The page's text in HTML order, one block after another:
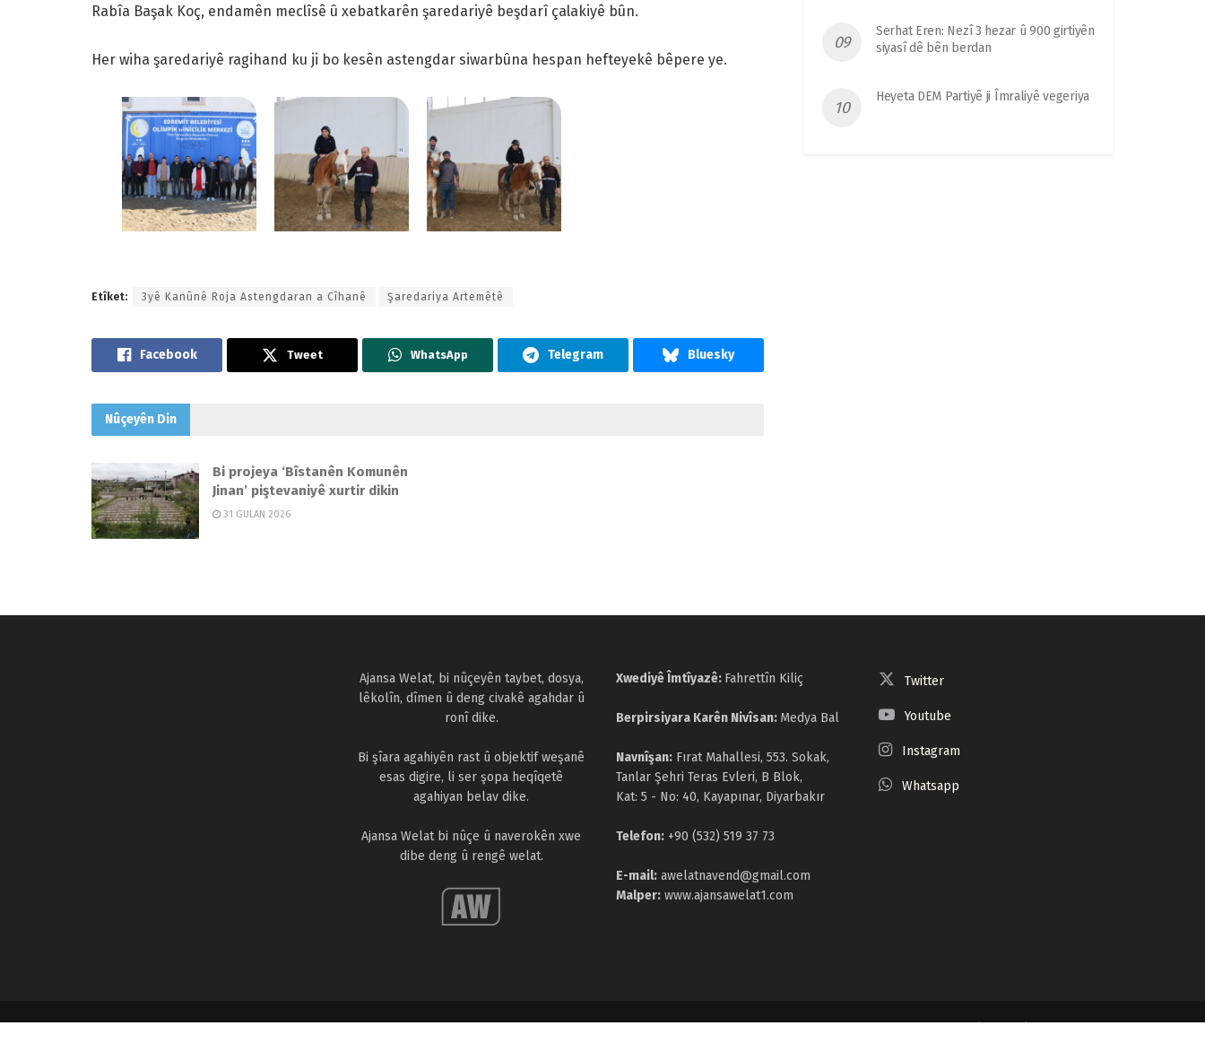
Rabîa Başak Koç, endamên meclîsê û xebatkarên şaredariyê beşdarî çalakiyê bûn.
Her wiha şaredariyê ragihand ku ji bo kesên astengdar siwarbûna hespan hefteyekê bêpere ye.
Etîket: 3yê Kanûnê Roja Astengdaran a Cîhanê Şaredariya Artemêtê
Tweet WhatsApp
Nûçeyên Din
Bi projeya ‘Bîstanên Komunên
Jinan’ piştevaniyê xurtir dikin
31 GULAN 2026
Serhat Eren: Nezî 3 hezar û 900 girtiyên
siyasî dê bên berdan
Heyeta DEM Partiyê ji Îmraliyê vegeriya
Ajansa Welat, bi nûçeyên taybet, dosya,
lêkolîn, dîmen û deng civakê agahdar û
ronî dike.
Bi şîara agahiyên rast û objektif weşanê
esas digire, li ser şopa heqîqetê
agahiyan belav dike.
Ajansa Welat bi nûçe û naverokên xwe
dibe deng û rengê welat.
Xwediyê Îmtîyazê: Fahrettîn Kiliç
Berpirsiyara Karên Nivîsan: Medya Bal
Navnîşan: Fırat Mahallesi, 553. Sokak,
Tanlar Şehri Teras Evleri, B Blok,
Kat: 5 - No: 40, Kayapınar, Diyarbakır
Telefon: +90 (532) 519 37 73
E-mail: awelatnavend@gmail.com
Malper: www.ajansawelat1.com
Twitter
Youtube
Instagram
Whatsapp